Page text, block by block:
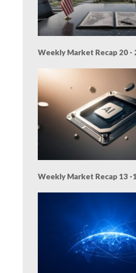
Weekly Market Recap 20 -
Weekly Market Recap 13 -